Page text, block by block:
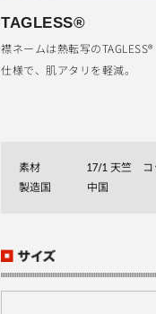
TAGLESS®
襟ネームは熱転写の
仕様で、肌アタリを軽減。
素材
17/1 天竺 コ
製造国
中国